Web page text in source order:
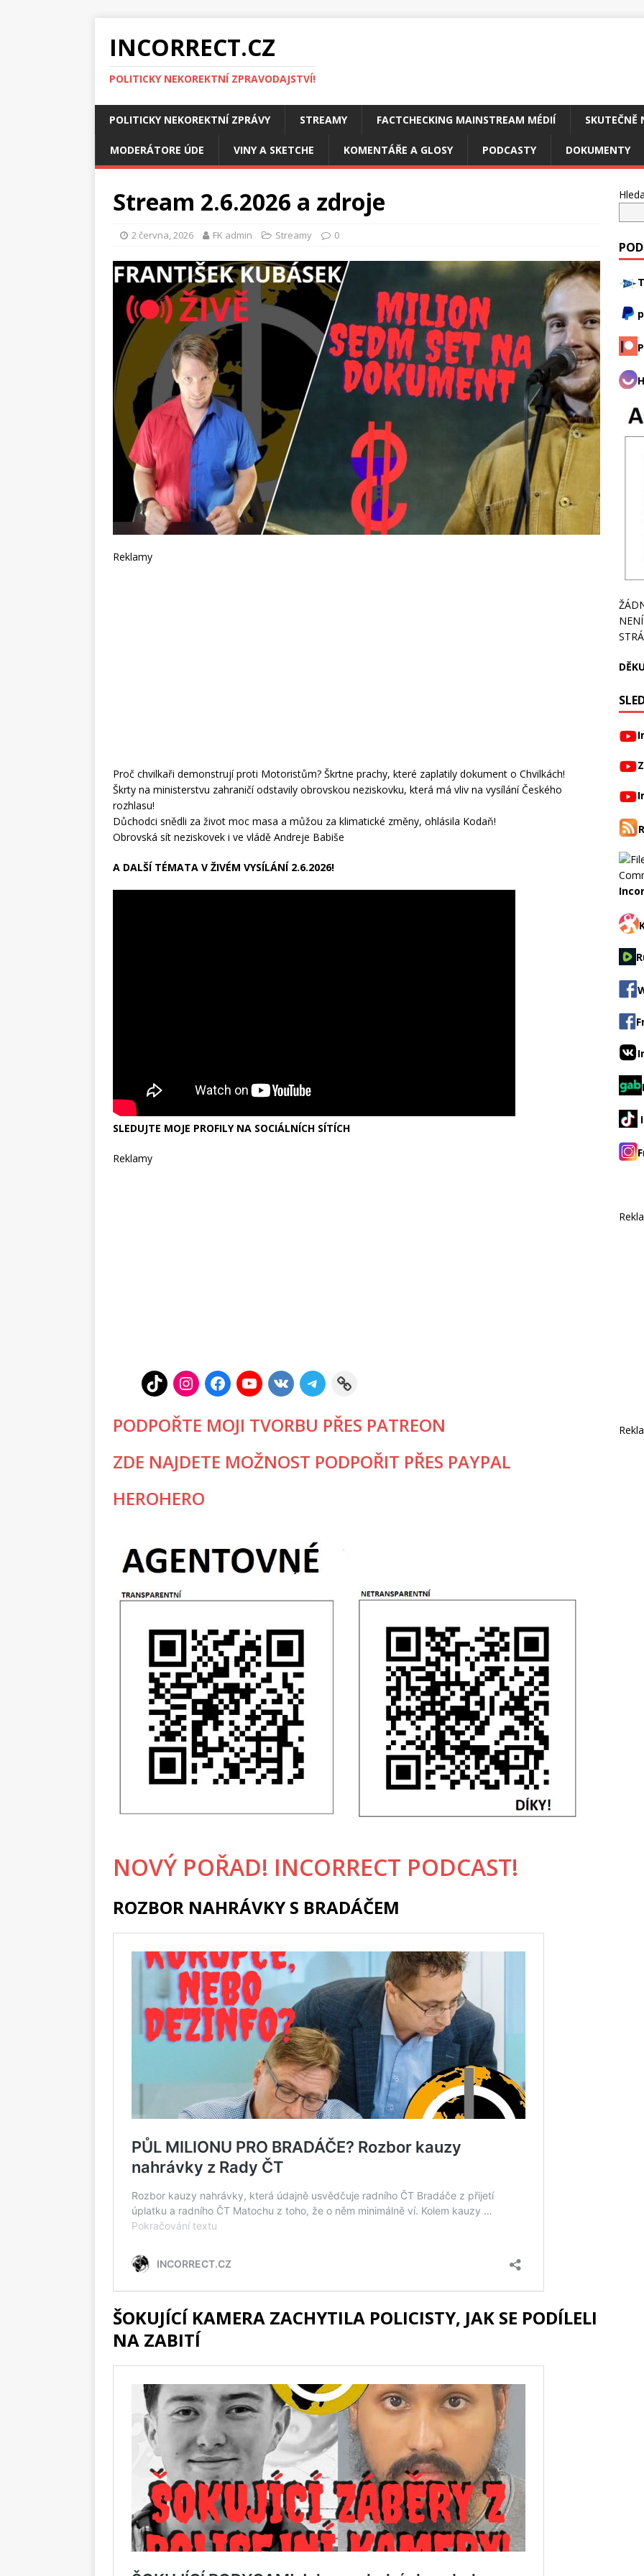
INCORRECT.CZ
POLITICKY NEKOREKTNÍ ZPRAVODAJSTVÍ!
POLITICKY NEKOREKTNÍ ZPRÁVY STREAMY FACTCHECKING MAINSTREAM MÉDIÍ SKUTEČNĚ
MODERÁTORE ÚDE VINY A SKETCHE KOMENTÁŘE A GLOSY PODCASTY DOKUMENTY
Stream 2.6.2026 a zdroje
2 června, 2026 FK admin Streamy 0
Reklamy
Proč chvilkaři demonstrují proti Motoristům? Škrtne prachy, které zaplatily dokument o Chvilkách!
Škrty na ministerstvu zahraničí odstavily obrovskou neziskovku, která má vliv na vysílání Českého
rozhlasu!
Důchodci snědli za život moc masa a můžou za klimatické změny, ohlásila Kodaň!
Obrovská sít neziskovek i ve vládě Andreje Babiše
A DALŠÍ TÉMATA V ŽIVÉM VYSÍLÁNÍ 2.6.2026!
SLEDUJTE MOJE PROFILY NA SOCIÁLNÍCH SÍTÍCH
Reklamy
PODPOŘTE MOJI TVORBU PŘES PATREON
ZDE NAJDETE MOŽNOST PODPOŘIT PŘES PAYPAL
HEROHERO
NOVÝ POŘAD! INCORRECT PODCAST!
ROZBOR NAHRÁVKY S BRADÁČEM
ŠOKUJÍCÍ KAMERA ZACHYTILA POLICISTY, JAK SE PODÍLELI
NA ZABITÍ